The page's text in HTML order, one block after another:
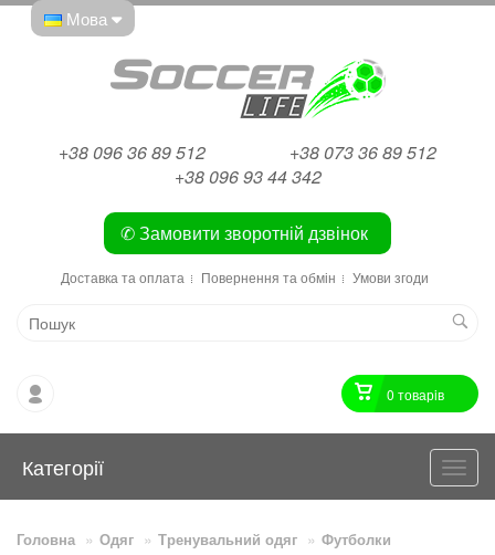
Мова
+38 096 36 89 512
+38 073 36 89 512
+38 096 93 44 342
✆ Замовити зворотній дзвінок
Доставка та оплата Повернення та обмін Умови згоди
0 товарiв
Категорії
Головна Одяг Тренувальний одяг
Футболки